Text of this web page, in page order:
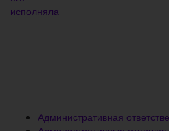
Административная